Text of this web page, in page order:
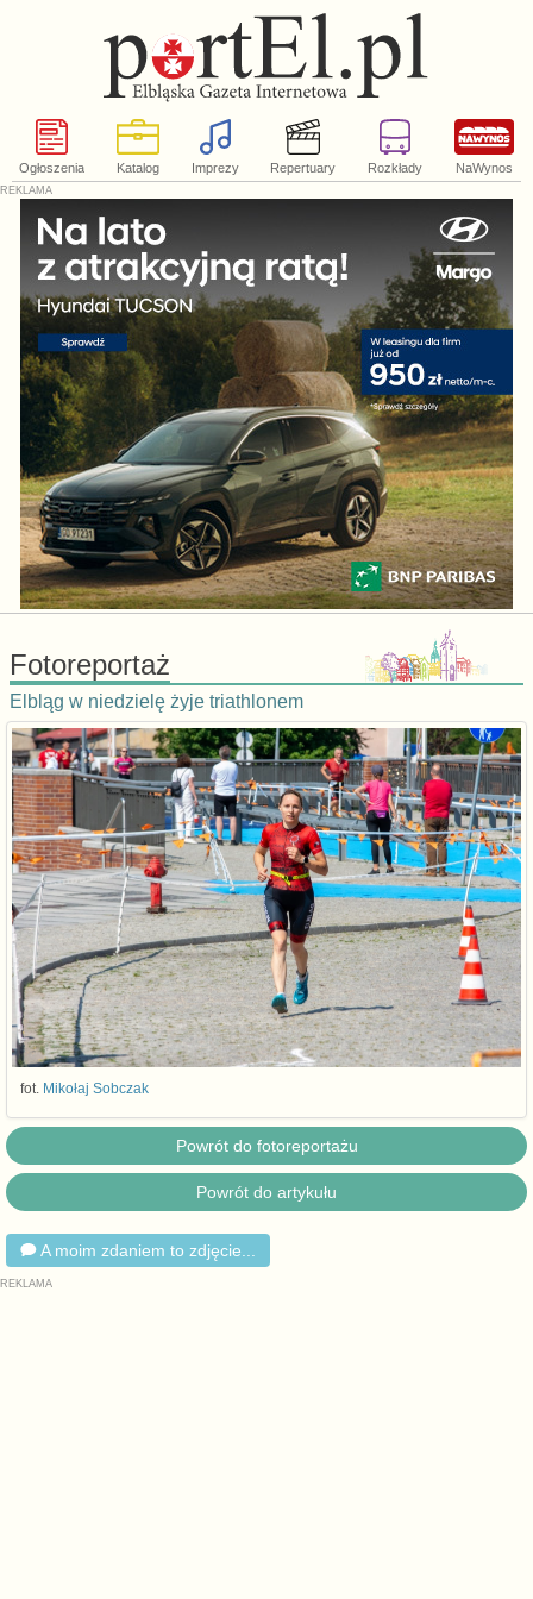
Ogłoszenia Katalog Imprezy Repertuary Rozkłady NaWynos
Fotoreportaż
Elbląg w niedzielę żyje triathlonem
fot. Mikołaj Sobczak
Powrót do fotoreportażu
Powrót do artykułu
A moim zdaniem to zdjęcie...